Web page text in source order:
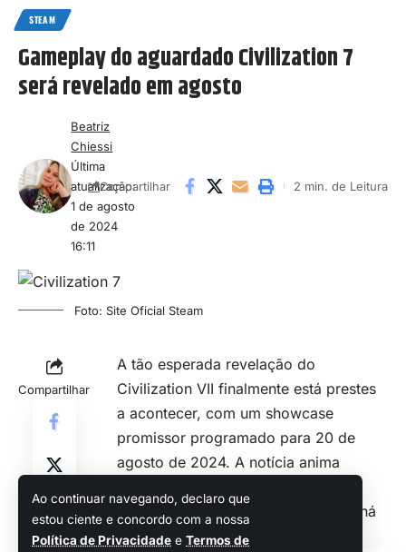
Ao continuar navegando, declaro que
estou ciente e concordo com a nossa
Política de Privacidade e Termos de
STEAM
Gameplay do aguardado Civilization 7
será revelado em agosto
Última
atualização:
1 de agosto
de 2024
16:11
Beatriz
Chiessi
Compartilhar 2 min. de Leitura
Foto: Site Oficial Steam
Compartilhar
A tão esperada revelação do
Civilization VII finalmente está prestes
a acontecer, com um showcase
promissor programado para 20 de
agosto de 2024. A notícia anima
aguardavam desde o anúncio feito há
alguns meses!